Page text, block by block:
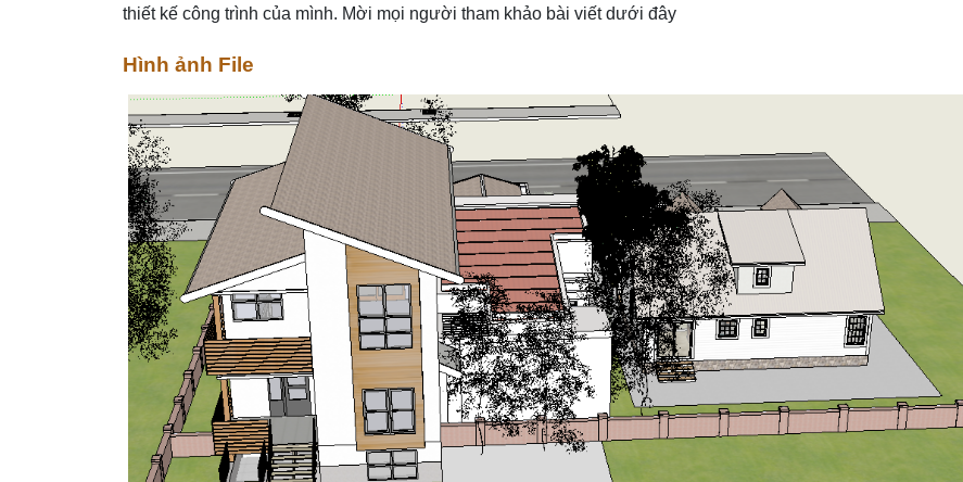
thiết kế công trình của mình. Mời mọi người tham khảo bài viết dưới đây
Hình ảnh File